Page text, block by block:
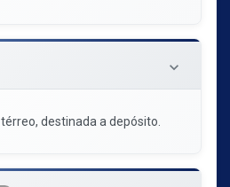
keyboard_arrow_down
destinada a depósito.